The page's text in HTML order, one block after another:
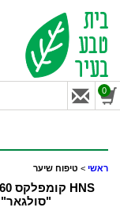
0
ראשי > טיפוח שיער
"סולגאר"